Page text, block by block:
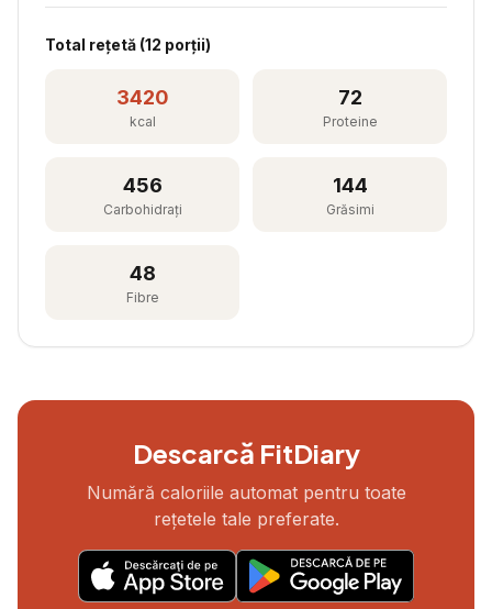
Total rețetă (12 porții)
3420
kcal
72
Proteine
456
Carbohidrați
144
Grăsimi
48
Fibre
Descarcă FitDiary
Numără caloriile automat pentru toate
rețetele tale preferate.